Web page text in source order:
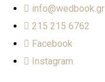
info@wedbook.gr
215 215 6762
Facebook
Instagram